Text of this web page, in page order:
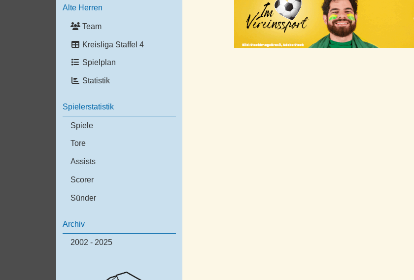
Alte Herren
Team
Kreisliga Staffel 4
Spielplan
Statistik
Spielerstatistik
Spiele
Tore
Assists
Scorer
Sünder
Archiv
2002 - 2025